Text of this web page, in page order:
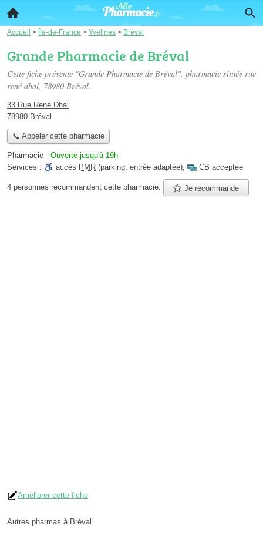
Accueil > Île-de-France > Yvelines > Bréval
Grande Pharmacie de Bréval
Cette fiche présente "Grande Pharmacie de Bréval", pharmacie située rue
rené dhal, 78980 Bréval.
33 Rue René Dhal
78980 Bréval
📞 Appeler cette pharmacie
Pharmacie - Ouverte jusqu'à 19h
Services :
accès PMR (parking, entrée adaptée), CB acceptée
4 personnes recommandent cette pharmacie. Je recommande
Améliorer cette fiche
Autres pharmas à Bréval